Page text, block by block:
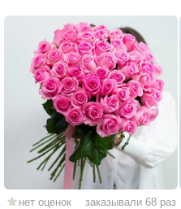
нет оценок заказывали 68 раз